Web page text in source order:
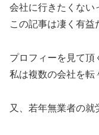
会社に行きたくない
この記事は凄く有益
プロフィーを見て頂
私は複数の会社を転
又、若年無業者の就